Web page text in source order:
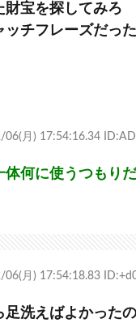
財宝を探してみろ
ッチフレーズだっ
06(月) 17:54:16.34
体何に使うつもり
月) 17:54:18.83
足洗えばよかった